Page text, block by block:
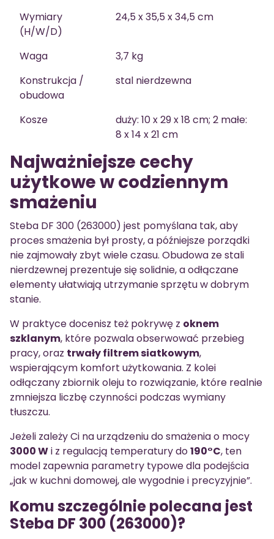
Wymiary
(H/W/D)
24,5 x 35,5 x 34,5 cm
Waga
3,7 kg
Konstrukcja /
obudowa
stal nierdzewna
Kosze
duży: 10 x 29 x 18 cm; 2 małe:
8 x 14 x 21 cm
Najważniejsze cechy
użytkowe w codziennym
smażeniu
Steba DF 300 (263000) jest pomyślana tak, aby
proces smażenia był prosty, a późniejsze porządki
nie zajmowały zbyt wiele czasu. Obudowa ze stali
nierdzewnej prezentuje się solidnie, a odłączane
elementy ułatwiają utrzymanie sprzętu w dobrym
stanie.
W praktyce docenisz też pokrywę z oknem
szklanym, które pozwala obserwować przebieg
pracy, oraz trwały filtrem siatkowym,
wspierającym komfort użytkowania. Z kolei
odłączany zbiornik oleju to rozwiązanie, które realnie
zmniejsza liczbę czynności podczas wymiany
tłuszczu.
Jeżeli zależy Ci na urządzeniu do smażenia o mocy
3000 Wi z regulacją temperatury do190°C, ten
model zapewnia parametry typowe dla podejścia
„jak w kuchni domowej, ale wygodnie i precyzyjnie”.
Komu szczególnie polecana jest
Steba DF 300 (263000)?